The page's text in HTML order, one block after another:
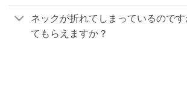
ネックが折れてしまっているので
てもらえますか？